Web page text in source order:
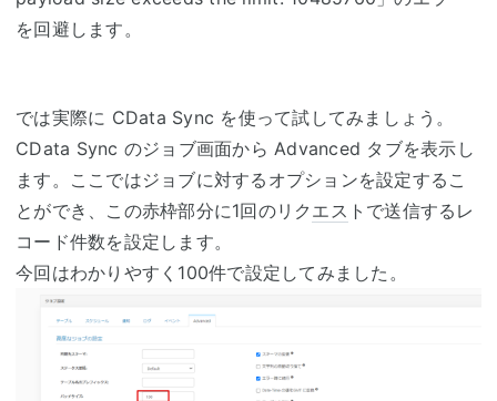
を回避します。
では実際に CData Sync を使って試してみましょう。
CData Sync のジョブ画面から Advanced タブを表示し
ます。ここではジョブに対するオプションを設定するこ
とができ、この赤枠部分に1回のリク エス トで送信するレ
コード件数を設定します。
今回はわかりやすく100件で設定してみました。